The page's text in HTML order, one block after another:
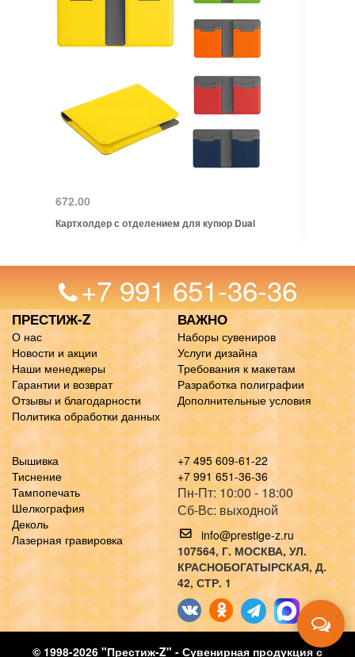
672.00
Картхолдер с отделением для купюр Dual
+7 991 651-36-36
ПРЕСТИЖ-Z
О нас
Новости и акции
Наши менеджеры
Гарантии и возврат
Отзывы и благодарности
Политика обработки данных
ВАЖНО
Наборы сувениров
Услуги дизайна
Требования к макетам
Разработка полиграфии
Дополнительные условия
Вышивка
Тиснение
Тампопечать
Шелкография
Деколь
Лазерная гравировка
+7 495 609-61-22
+7 991 651-36-36
Пн-Пт: 10:00 - 18:00
Сб-Вс: выходной
info@prestige-z.ru
107564, Г. МОСКВА, УЛ.
КРАСНОБОГАТЫРСКАЯ, Д.
42, СТР. 1
© 1998-2026 "Престиж-Z" - Сувенирная продукция с